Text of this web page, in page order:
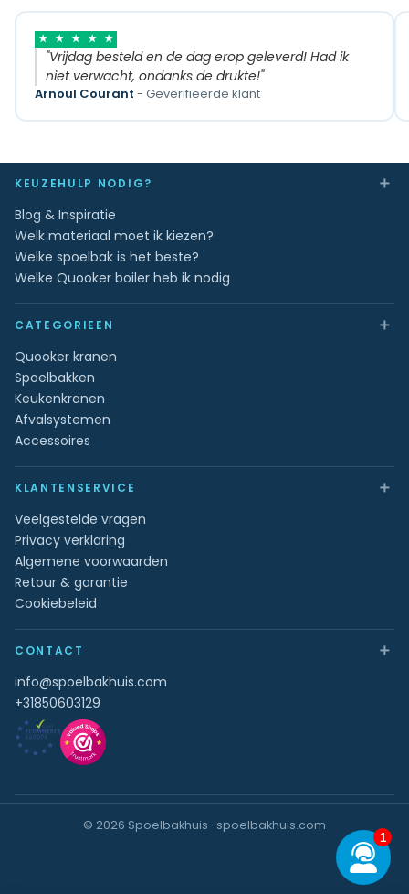
1
★ ★ ★ ★ ★
"Vrijdag besteld en de dag erop geleverd! Had ik
niet verwacht, ondanks de drukte!"
Arnoul Courant - Geverifieerde klant
KEUZEHULP NODIG? ＋
Blog & Inspiratie
Welk materiaal moet ik kiezen?
Welke spoelbak is het beste?
Welke Quooker boiler heb ik nodig
CATEGORIEEN ＋
Quooker kranen
Spoelbakken
Keukenkranen
Afvalsystemen
Accessoires
KLANTENSERVICE ＋
Veelgestelde vragen
Privacy verklaring
Algemene voorwaarden
Retour & garantie
Cookiebeleid
CONTACT ＋
info@spoelbakhuis.com
+31850603129
© 2026 Spoelbakhuis · spoelbakhuis.com